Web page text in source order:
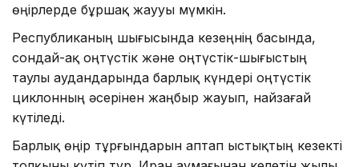
өңірлерде бұршақ жаууы мүмкін.
Республиканың шығысында кезеңнің басында,
сондай-ақ оңтүстік және оңтүстік-шығыстың
таулы аудандарында барлық күндері оңтүстік
циклонның әсерінен жаңбыр жауып, найзағай
күтіледі.
Барлық өңір тұрғындарын аптап ыстықтың кезекті